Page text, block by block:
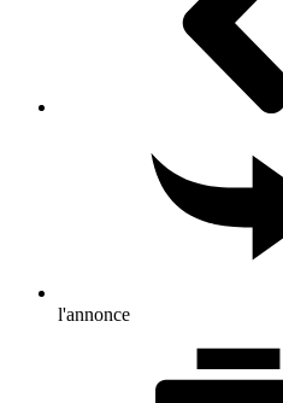
l'annonce